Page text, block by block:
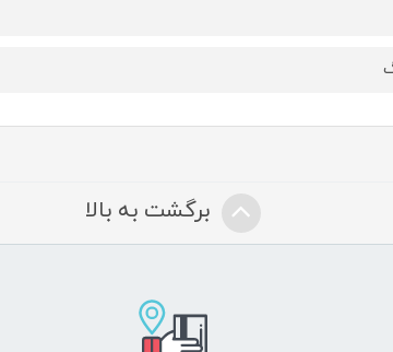
برگشت به بالا